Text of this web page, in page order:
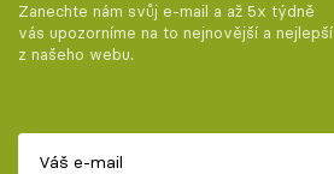
Zanechte nám svůj e-mail a až 5x týdně
vás upozorníme na to nejnovější a nejlepší
z našeho webu.